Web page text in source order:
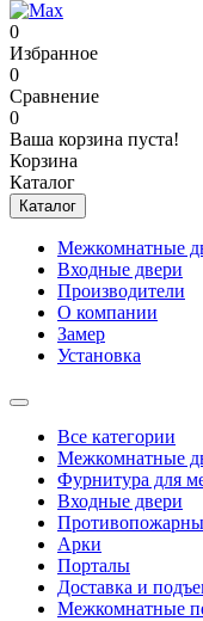
0
Избранное
0
Сравнение
0
Ваша корзина пуста!
Корзина
Каталог
Каталог
Межкомнатные
Входные двери
Производители
О компании
Замер
Установка
Все категории
Межкомнатные
Фурнитура для
Входные двери
Арки
Порталы
Доставка и
Межкомнатные